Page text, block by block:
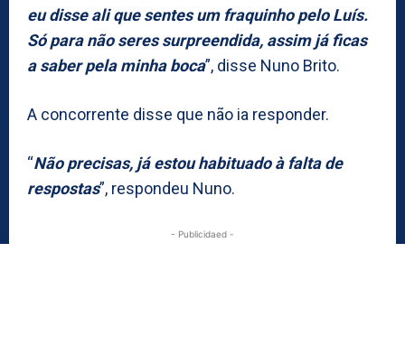
eu disse ali que sentes um fraquinho pelo Luís.
Só para não seres surpreendida, assim já ficas
a saber pela minha boca”, disse Nuno Brito.
A concorrente disse que não ia responder.
“Não precisas, já estou habituado à falta de
respostas”, respondeu Nuno.
- Publicidaed -